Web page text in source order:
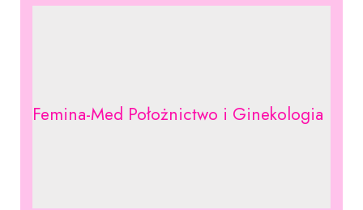
Femina-Med Położnictwo i Ginekologia